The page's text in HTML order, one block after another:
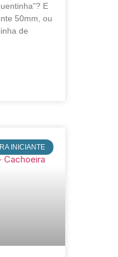
E
50mm, ou
de
INICIANTE